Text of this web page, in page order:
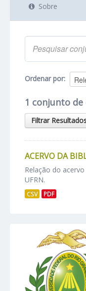
Sobre
Ordenar por
1 conjunto
Filtrar
ACERVO DA
Relação do
UFRN.
CSV PDF